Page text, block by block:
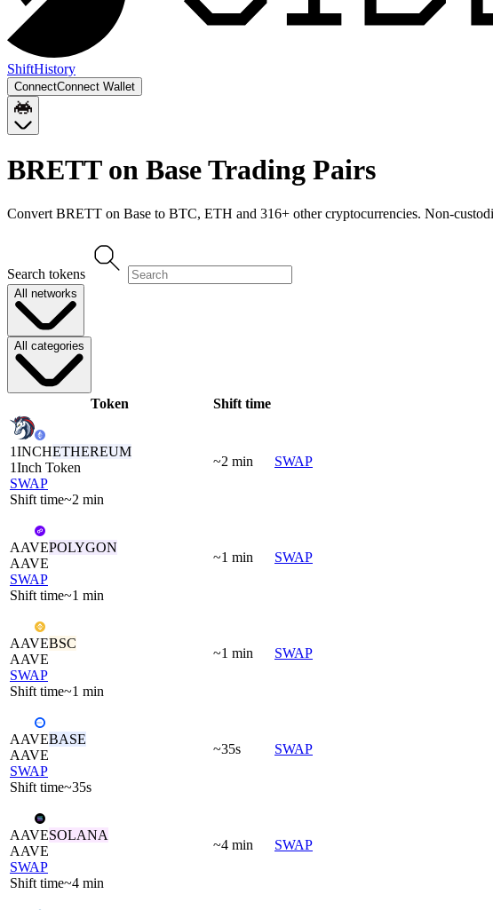
ShiftHistory
ConnectConnect Wallet
BRETT on BaseTrading Pairs
Convert BRETT on Base to BTC, ETH and 316+ other cryptocurrencies. Non-
Search tokens
All networks
All categories
Token Shift time
1INCHETHEREUM
1Inch Token
SWAP
Shift time~2 min
~2 min SWAP
AAVEPOLYGON
AAVE
SWAP
Shift time~1 min
~1 min SWAP
AAVEBSC
AAVE
SWAP
Shift time~1 min
~1 min SWAP
AAVEBASE
AAVE
SWAP
Shift time~35s
~35s SWAP
AAVESOLANA
AAVE
SWAP
Shift time~4 min
~4 min SWAP